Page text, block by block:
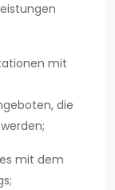
mit
die
mit dem